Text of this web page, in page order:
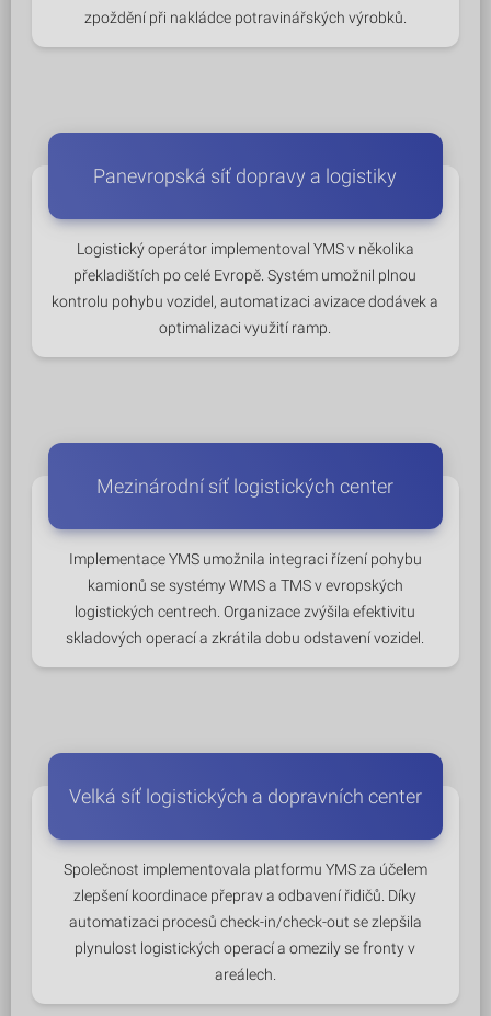
zpoždění při nakládce potravinářských výrobků.
Panevropská síť dopravy a logistiky
Logistický operátor implementoval YMS v několika
překladištích po celé Evropě. Systém umožnil plnou
kontrolu pohybu vozidel, automatizaci avizace dodávek a
optimalizaci využití ramp.
Mezinárodní síť logistických center
Implementace YMS umožnila integraci řízení pohybu
kamionů se systémy WMS a TMS v evropských
logistických centrech. Organizace zvýšila efektivitu
skladových operací a zkrátila dobu odstavení vozidel.
Velká síť logistických a dopravních center
Společnost implementovala platformu YMS za účelem
zlepšení koordinace přeprav a odbavení řidičů. Díky
automatizaci procesů check-in/check-out se zlepšila
plynulost logistických operací a omezily se fronty v
areálech.